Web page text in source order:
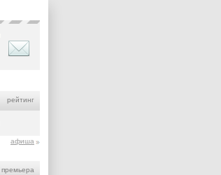
рейтинг
афиша
премьера